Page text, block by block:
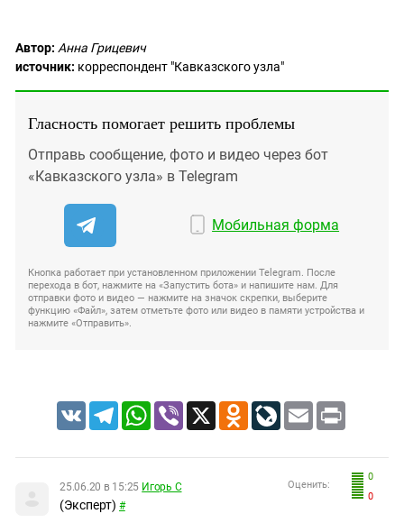
Автор: Анна Грицевич
источник: корреспондент "Кавказского узла"
Гласность помогает решить проблемы
Отправь сообщение, фото и видео через бот
«Кавказского узла» в Telegram
Мобильная форма
Кнопка работает при установленном приложении Telegram. После
перехода в бот, нажмите на «Запустить бота» и напишите нам. Для
отправки фото и видео — нажмите на значок скрепки, выберите
функцию «Файл», затем отметьте фото или видео в памяти устройства и
нажмите «Отправить».
VK TelegramWhatsApp
Viber X Odnoklassniki
LiveJournal
Email Print
0
0
Оценить:
25.06.20 в 15:25 Игорь С
(Эксперт) #